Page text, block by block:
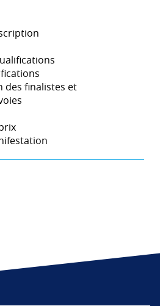
des finalistes et